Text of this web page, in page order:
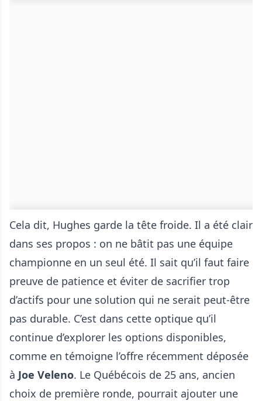
Cela dit, Hughes garde la tête froide. Il a été clair
dans ses propos : on ne bâtit pas une équipe
championne en un seul été. Il sait qu’il faut faire
preuve de patience et éviter de sacrifier trop
d’actifs pour une solution qui ne serait peut-être
pas durable. C’est dans cette optique qu’il
continue d’explorer les options disponibles,
comme en témoigne l’offre récemment déposée
à Joe Veleno. Le Québécois de 25 ans, ancien
choix de première ronde, pourrait ajouter une